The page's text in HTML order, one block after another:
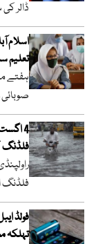
ڈالر
اسلام
تعلیم
صوبائی
4
فلڈنگ
فلڈنگ
فولڈ
تہلکہ